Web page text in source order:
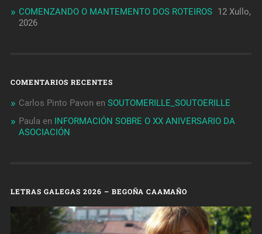
COMENZANDO O MANTEMENTO DOS ROTEIROS 12 Xullo,
2026
COMENTARIOS RECENTES
Carlos Pinto Pavon en SOUTOMERILLE_SOUTOERILLE
Paula en
INFORMACIÓN SOBRE O XX ANIVERSARIO DA
ASOCIACIÓN
LETRAS GALEGAS 2026 – BEGOÑA CAAMAÑO